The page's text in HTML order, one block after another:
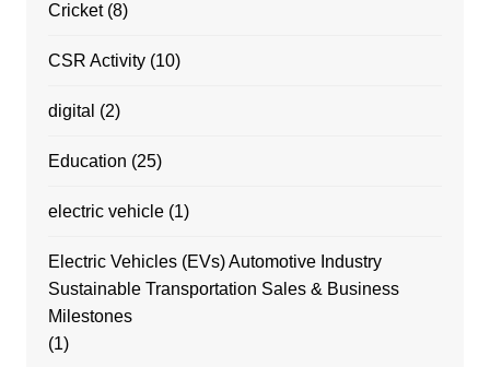
Cricket(8)
CSR Activity(10)
digital (2)
Education (25)
electric vehicle(1)
Electric Vehicles (EVs) Automotive Industry
Sustainable Transportation Sales & Business
Milestones
(1)